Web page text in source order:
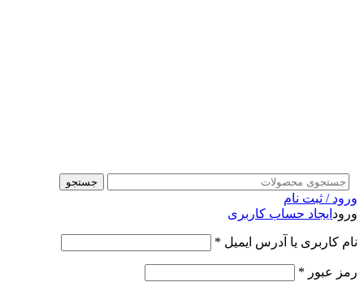
جستجو
ورود / ثبت نام
ورود ایجاد حساب کاربری
نام کاربری یا آدرس ایمیل *
رمز عبور *